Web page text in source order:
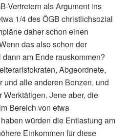
Vertretern als Argument ins
1/4 des ÖGB christlichsozial
daher schon einen
das also schon der
am Ende rauskommen?
Abgeordnete,
und alle anderen Bonzen, und
Werktätigen. Jene aber, die
Bereich von etwa
würden die Entlastung am
Einkommen für diese